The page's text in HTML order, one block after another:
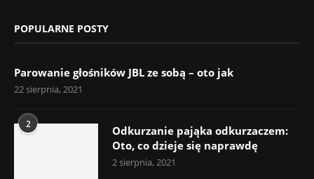
POPULARNE POSTY
Parowanie głośników JBL ze sobą – oto jak
22 sierpnia, 2021
2
Odkurzanie pająka odkurzaczem:
Oto, co dzieje się naprawdę
2 sierpnia, 2021